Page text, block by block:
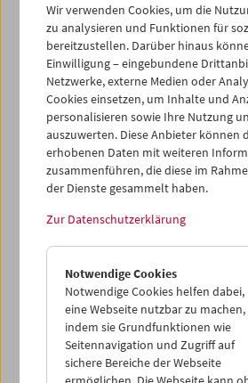
< Vorherige Woche
Mo 3.8.
Di 4.8.
Mi 5.8.
Do 6.8.
Fr 7.8.
Sa 8.8.
So 9.8.
Wir verwenden Cookies, um die
zu analysieren und Funktionen für
bereitzustellen. Darüber hinaus
Einwilligung – eingebundene
Netzwerke, externe Medien oder
Cookies einsetzen, um Inhalte und
personalisieren sowie Ihre Nutzung
auszuwerten. Diese Anbieter können
erhobenen Daten mit weiteren
zusammenführen, die diese im
der Dienste gesammelt haben.
Zur Datenschutzerklärung
Notwendige Cookies
Notwendige Cookies helfen dabei,
eine Webseite nutzbar zu machen,
indem sie Grundfunktionen wie
Seitennavigation und Zugriff auf
sichere Bereiche der Webseite